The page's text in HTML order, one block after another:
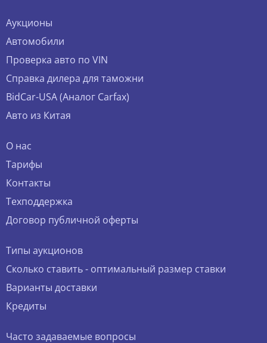
Аукционы
Автомобили
Проверка авто по VIN
Справка дилера для таможни
BidCar-USA (Аналог Carfax)
Авто из Китая
О нас
Тарифы
Контакты
Техподдержка
Договор публичной оферты
Типы аукционов
Сколько ставить - оптимальный размер ставки
Варианты доставки
Кредиты
Часто задаваемые вопросы